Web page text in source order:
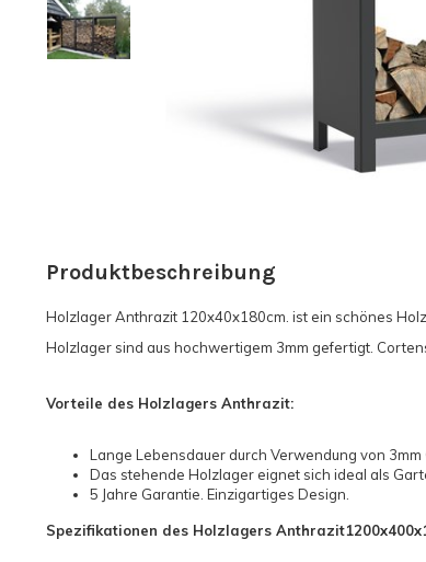
Produktbeschreibung
Holzlager Anthrazit 120x40x180cm. ist ein schönes
Holzlager sind aus hochwertigem 3mm gefertigt.
Vorteile des Holzlagers Anthrazit:
Lange Lebensdauer durch Verwendung von 3mm
Das stehende Holzlager eignet sich ideal als
5 Jahre Garantie. Einzigartiges Design.
Spezifikationen des Holzlagers Anthrazit